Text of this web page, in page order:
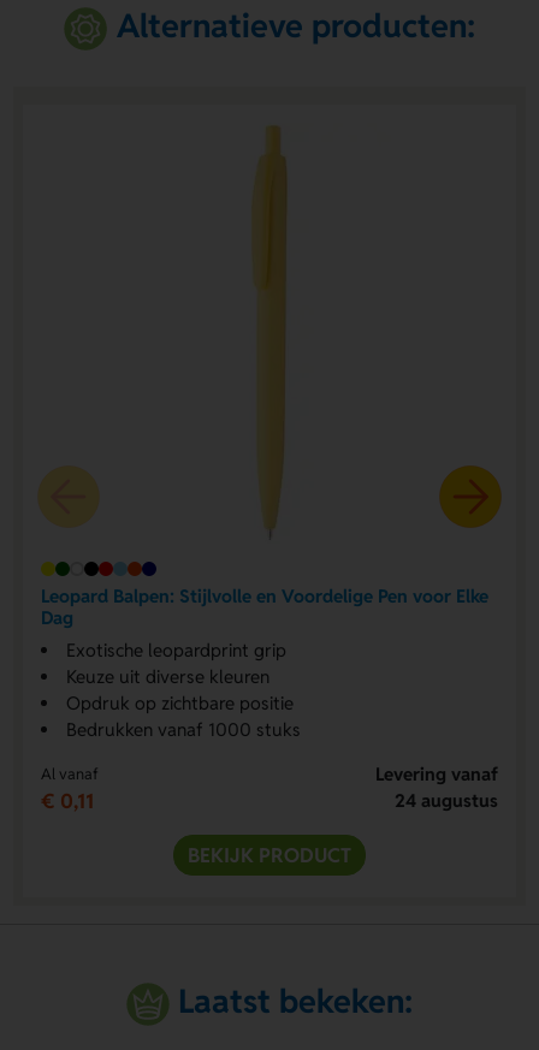
Alternatieve producten:
Leopard Balpen: Stijlvolle en Voordelige Pen voor Elke
Dag
Exotische leopardprint grip
Keuze uit diverse kleuren
Opdruk op zichtbare positie
Bedrukken vanaf 1000 stuks
Al vanaf
€ 0,11
Levering vanaf
24 augustus
BEKIJK PRODUCT
Laatst bekeken: